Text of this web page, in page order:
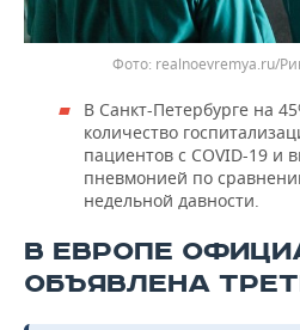
realnoevremya.ru/
В Санкт-Петербурге на
количество
пациентов с COVID-19 и
пневмонией по
недельной давности.
В ЕВРОПЕ
ОБЪЯВЛЕНА